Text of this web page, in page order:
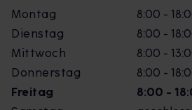
Montag
8:00 -
Dienstag
8:00 -
Mittwoch
8:00 -
Donnerstag
8:00 -
Freitag
8:00 -